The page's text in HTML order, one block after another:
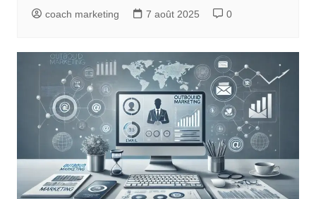
coach marketing 7 août 2025 0